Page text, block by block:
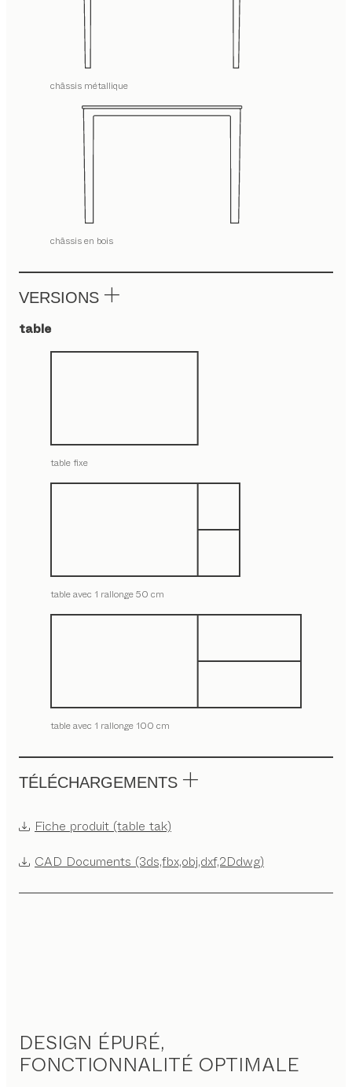
châssis métallique
châssis en bois
VERSIONS
table
table fixe
table avec 1 rallonge 50 cm
table avec 1 rallonge 100 cm
TÉLÉCHARGEMENTS
Fiche produit (table tak)
CAD Documents (3ds,fbx,obj,dxf,2Ddwg)
DESIGN ÉPURÉ,
FONCTIONNALITÉ OPTIMALE